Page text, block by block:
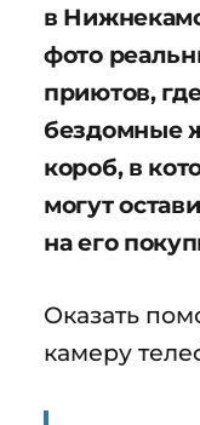
в
фото
приютов,
бездомные
короб, в
могут
на его
Оказать
камеру